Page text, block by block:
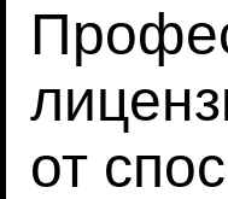
от